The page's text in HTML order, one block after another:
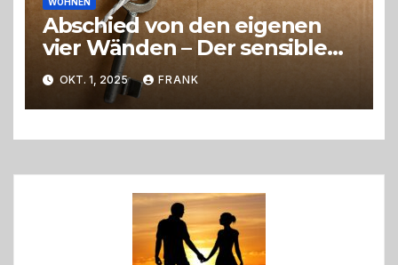
Abschied von den eigenen
vier Wänden – Der sensible
Weg beim Umzug ins
Pflegeheim
OKT. 1, 2025 FRANK